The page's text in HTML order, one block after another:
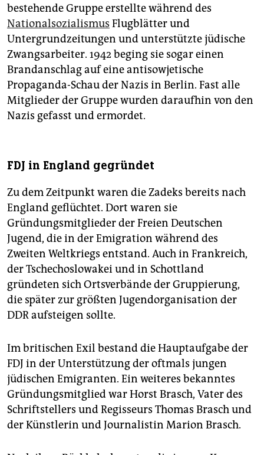
bestehende Gruppe erstellte während des
Nationalsozialismus Flugblätter und
Untergrundzeitungen und unterstützte jüdische
Zwangsarbeiter. 1942 beging sie sogar einen
Brandanschlag auf eine antisowjetische
Propaganda-Schau der Nazis in Berlin. Fast alle
Mitglieder der Gruppe wurden daraufhin von den
Nazis gefasst und ermordet.
FDJ in England gegründet
Zu dem Zeitpunkt waren die Zadeks bereits nach
England geflüchtet. Dort waren sie
Gründungsmitglieder der Freien Deutschen
Jugend, die in der Emigration während des
Zweiten Weltkriegs entstand. Auch in Frankreich,
der Tschechoslowakei und in Schottland
gründeten sich Ortsverbände der Gruppierung,
die später zur größten Jugendorganisation der
DDR aufsteigen sollte.
Im britischen Exil bestand die Hauptaufgabe der
FDJ in der Unterstützung der oftmals jungen
jüdischen Emigranten. Ein weiteres bekanntes
Gründungsmitglied war Horst Brasch, Vater des
Schriftstellers und Regisseurs Thomas Brasch und
der Künstlerin und Journalistin Marion Brasch.